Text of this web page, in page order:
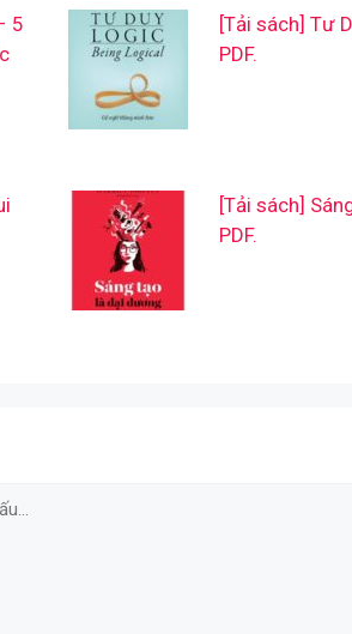
5
[Tải sách] Tư
PDF.
[Tải sách]
PDF.